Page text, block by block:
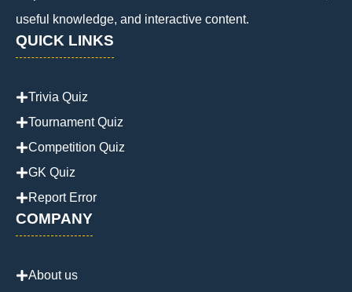
useful knowledge, and interactive content.
QUICK LINKS
Trivia Quiz
Tournament Quiz
Competition Quiz
GK Quiz
Report Error
COMPANY
About us